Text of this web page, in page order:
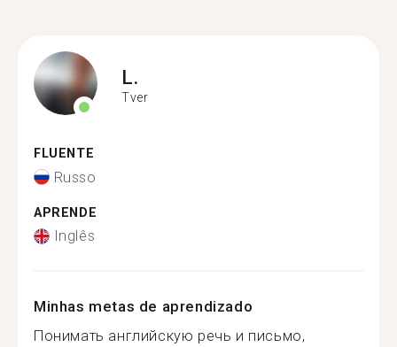
L.
Tver
FLUENTE
Russo
APRENDE
Inglês
Minhas metas de aprendizado
Понимать английскую речь и письмо,